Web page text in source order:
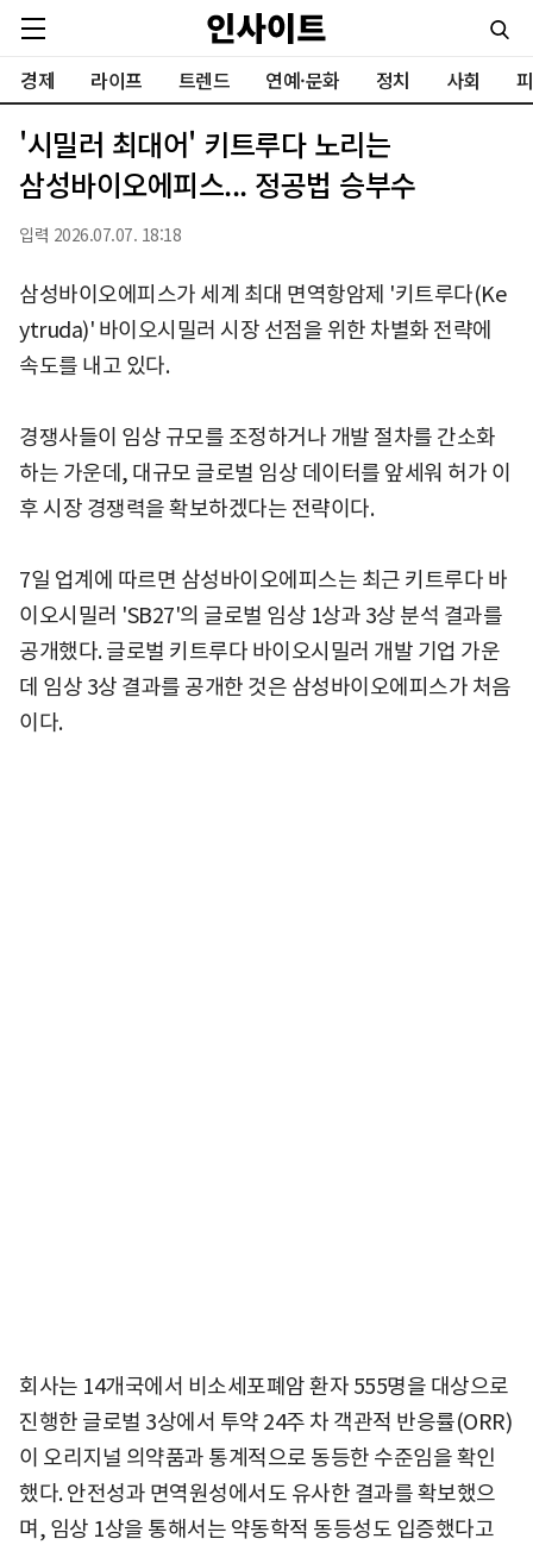
경제 라이프 트렌드 연예·문화 정치 사회
'시밀러 최대어' 키트루다 노리는
삼성바이오에피스... 정공법 승부수
입력 2026.07.07. 18:18
삼성바이오에피스가 세계 최대 면역항암제 '키트루다(Ke
ytruda)' 바이오시밀러 시장 선점을 위한 차별화 전략에
속도를 내고 있다.
경쟁사들이 임상 규모를 조정하거나 개발 절차를 간소화
하는 가운데, 대규모 글로벌 임상 데이터를 앞세워 허가 이
후 시장 경쟁력을 확보하겠다는 전략이다.
7일 업계에 따르면 삼성바이오에피스는 최근 키트루다 바
이오시밀러 'SB27'의 글로벌 임상 1상과 3상 분석 결과를
공개했다. 글로벌 키트루다 바이오시밀러 개발 기업 가운
데 임상 3상 결과를 공개한 것은 삼성바이오에피스가 처음
이다.
회사는 14개국에서 비소세포폐암 환자 555명을 대상으로
진행한 글로벌 3상에서 투약 24주 차 객관적 반응률(ORR)
이 오리지널 의약품과 통계적으로 동등한 수준임을 확인
했다. 안전성과 면역원성에서도 유사한 결과를 확보했으
며, 임상 1상을 통해서는 약동학적 동등성도 입증했다고